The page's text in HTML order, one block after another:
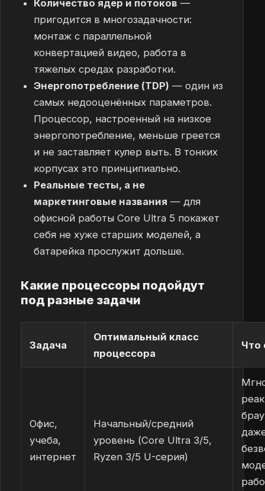
Количество ядер и потоков —
пригодится в многозадачности:
монтаж с параллельной
конвертацией видео, работа в
тяжелых средах разработки.
Энергопотребление (TDP) — один из
самых недооценённых параметров.
Процессор, настроенный на низкое
энергопотребление, меньше греется
и не заставляет кулер выть. В тонких
корпусах это принципиально.
Реальные тесты, а не
маркетинговые названия — для
офисной работы Core Ultra 5 покажет
себя не хуже старших моделей, а
батарейка прослужит дольше.
Какие процессоры подойдут
под разные задачи
Задача
Оптимальный класс
процессора
Что
Офис,
учеба,
интернет
Начальный/средний
уровень (Core Ultra 3/5,
Ryzen 3/5 U-серия)